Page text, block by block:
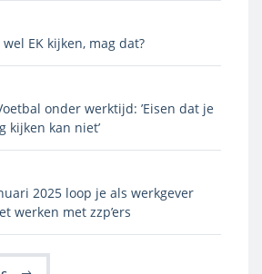
EK kijken, mag dat?
onder werktijd: ’Eisen dat je
kijken kan niet’
2025 loop je als werkgever
werken met zzp’ers